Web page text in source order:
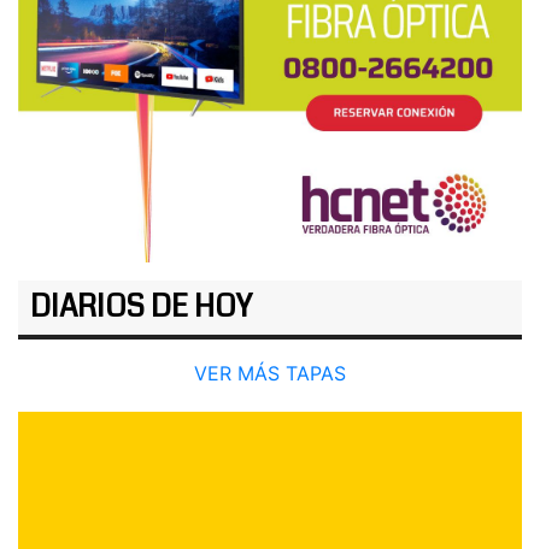
DIARIOS DE HOY
VER MÁS TAPAS